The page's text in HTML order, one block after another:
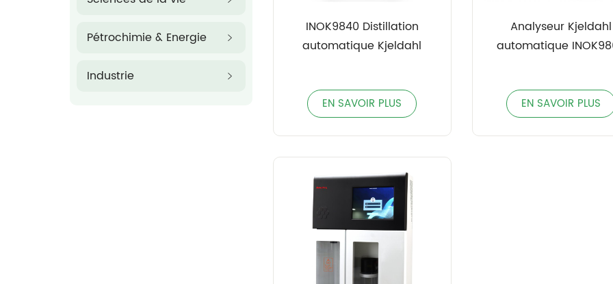
Pétrochimie & Energie
Industrie
INOK9840 Distillation
automatique Kjeldahl
EN SAVOIR PLUS
Analyseur Kjeldahl
automatique
EN SAVOIR PLUS